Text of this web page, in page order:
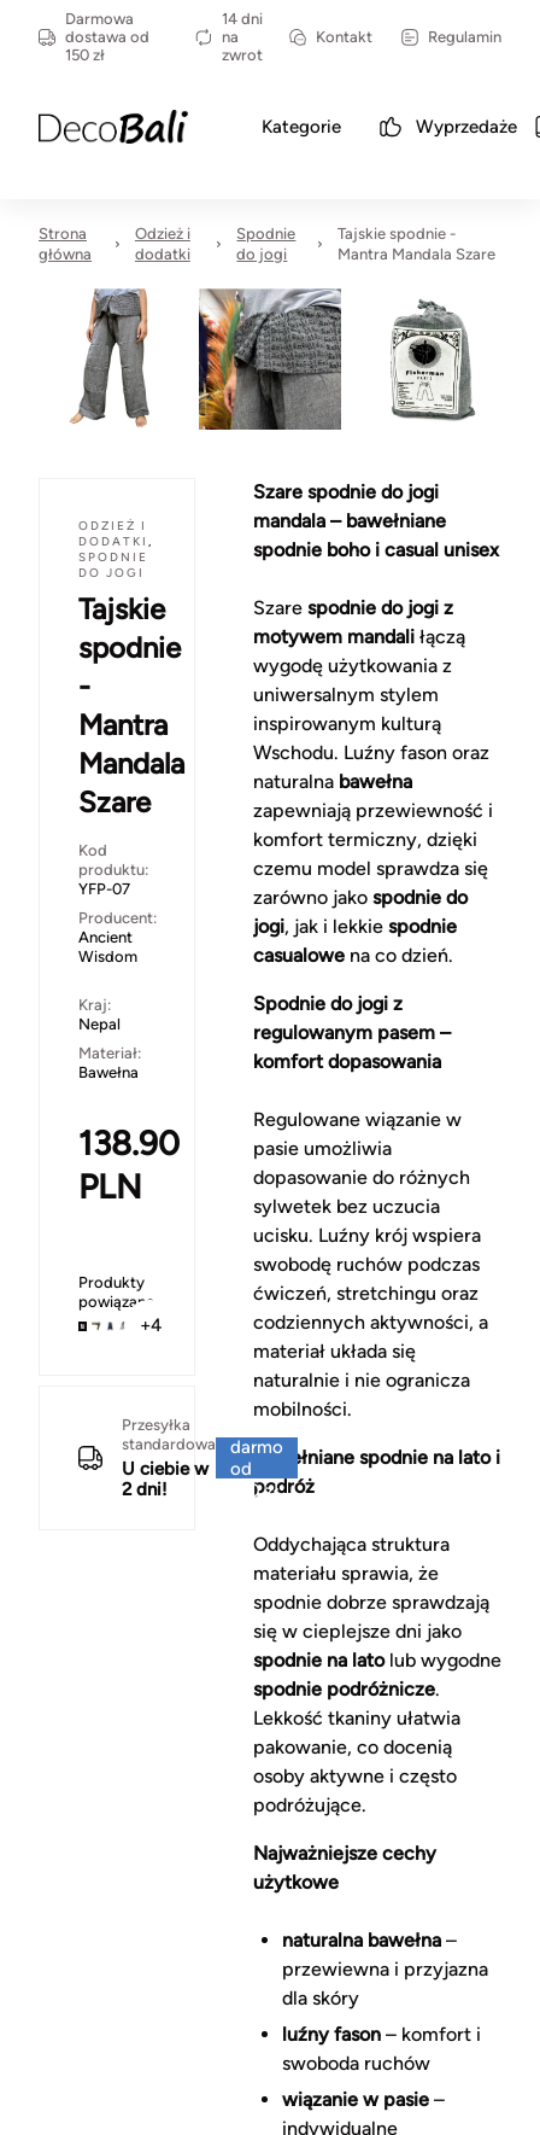
Darmowa
dostawa od
150 zł
14 dni
na
zwrot
Kontakt Regulamin
Kategorie Wyprzedaże
Strona
główna
Odzież i
dodatki
Spodnie
do jogi
Tajskie spodnie -
Mantra Mandala Szare
ODZIEŻ I
DODATKI ,
SPODNIE
DO JOGI
Tajskie
spodnie
-
Mantra
Mandala
Szare
Kod
produktu:
YFP-07
Producent:
Ancient
Wisdom
Kraj:
Nepal
Materiał:
Bawełna
138.90
PLN
Produkty
powiązane
+4
Przesyłka
standardowa
U ciebie w
2 dni!
darmo
od
150 zł
Szare spodnie do jogi
mandala – bawełniane
spodnie boho i casual unisex
Szare spodnie do jogi z
motywem mandaliłączą
wygodę użytkowania z
uniwersalnym stylem
inspirowanym kulturą
Wschodu. Luźny fason oraz
naturalna bawełna
zapewniają przewiewność i
komfort termiczny, dzięki
czemu model sprawdza się
zarówno jako spodnie do
jogi, jak i lekkie spodnie
casualowena co dzień.
Spodnie do jogi z
regulowanym pasem –
komfort dopasowania
Regulowane wiązanie w
pasie umożliwia
dopasowanie do różnych
sylwetek bez uczucia
ucisku. Luźny krój wspiera
swobodę ruchów podczas
ćwiczeń, stretchingu oraz
codziennych aktywności, a
materiał układa się
naturalnie i nie ogranicza
mobilności.
Bawełniane spodnie na lato i
podróż
Oddychająca struktura
materiału sprawia, że
spodnie dobrze sprawdzają
się w cieplejsze dni jako
spodnie na latolub wygodne
spodnie podróżnicze.
Lekkość tkaniny ułatwia
pakowanie, co docenią
osoby aktywne i często
podróżujące.
Najważniejsze cechy
użytkowe
naturalna bawełna–
przewiewna i przyjazna
dla skóry
luźny fason– komfort i
swoboda ruchów
wiązanie w pasie–
indywidualne